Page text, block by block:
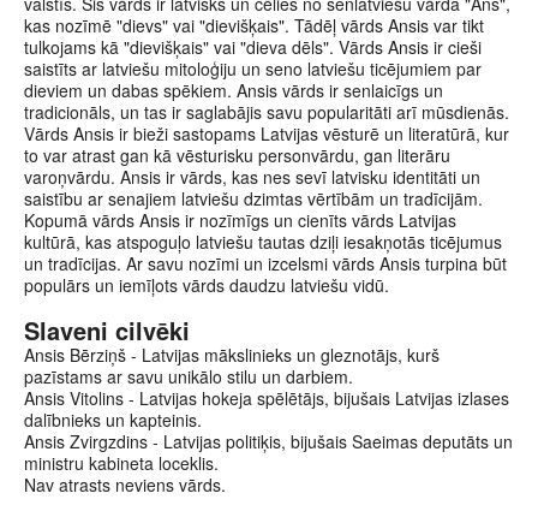
kas nozīmē "dievs" vai "dievišķais". Tādēļ vārds Ansis var tikt
tulkojams kā "dievišķais" vai "dieva dēls". Vārds Ansis ir cieši
saistīts ar latviešu mitoloģiju un seno latviešu ticējumiem par
dieviem un dabas spēkiem. Ansis vārds ir senlaicīgs un
tradicionāls, un tas ir saglabājis savu popularitāti arī mūsdienās.
Vārds Ansis ir bieži sastopams Latvijas vēsturē un literatūrā, kur
to var atrast gan kā vēsturisku personvārdu, gan literāru
varoņvārdu. Ansis ir vārds, kas nes sevī latvisku identitāti un
saistību ar senajiem latviešu dzimtas vērtībām un tradīcijām.
Kopumā vārds Ansis ir nozīmīgs un cienīts vārds Latvijas
kultūrā, kas atspoguļo latviešu tautas dziļi iesakņotās ticējumus
un tradīcijas. Ar savu nozīmi un izcelsmi vārds Ansis turpina būt
populārs un iemīļots vārds daudzu latviešu vidū.
Slaveni cilvēki
Ansis Bērziņš - Latvijas mākslinieks un gleznotājs, kurš
pazīstams ar savu unikālo stilu un darbiem.
Ansis Vitolins - Latvijas hokeja spēlētājs, bijušais Latvijas izlases
dalībnieks un kapteinis.
Ansis Zvirgzdins - Latvijas politiķis, bijušais Saeimas deputāts un
ministru kabineta loceklis.
Nav atrasts neviens vārds.